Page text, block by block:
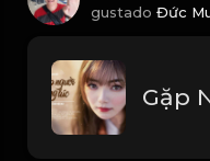
gustado Đức